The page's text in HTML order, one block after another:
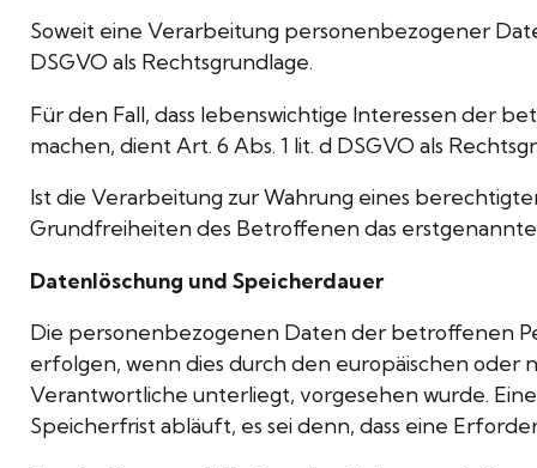
Soweit eine Verarbeitung personenbezogener
DSGVO als Rechtsgrundlage.
Für den Fall, dass lebenswichtige Interessen der
machen, dient Art. 6 Abs. 1 lit. d DSGVO als
Ist die Verarbeitung zur Wahrung eines
Grundfreiheiten des Betroffenen das
Datenlöschung und Speicherdauer
Die personenbezogenen Daten der betroffenen
erfolgen, wenn dies durch den europäischen
Verantwortliche unterliegt, vorgesehen wurde.
Speicherfrist abläuft, es sei denn, dass eine